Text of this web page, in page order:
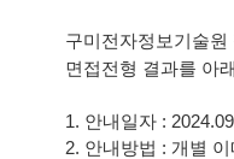
구미전자정보기술원
면접전형 결과를 아
1. 안내일자 :
2. 안내방법 : 개별 이